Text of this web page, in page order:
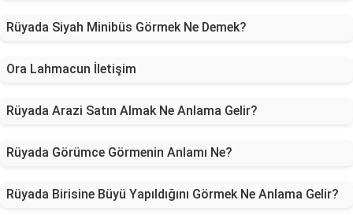
Rüyada Siyah Minibüs Görmek Ne Demek?
Ora Lahmacun İletişim
Rüyada Arazi Satın Almak Ne Anlama Gelir?
Rüyada Görümce Görmenin Anlamı Ne?
Rüyada Birisine Büyü Yapıldığını Görmek Ne Anlama Gelir?